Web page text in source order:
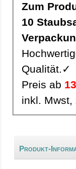
Zum
10 Staubsaugerbeutel, Staubbeutel Y18 pro
Qualität.✓
Preis ab
inkl. Mwst,
Produkt-